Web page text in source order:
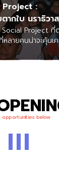
Project :
ากใบ นราธิวาส
Project ที่
หลายคนน่าจะคุ้นเ
opportunities below